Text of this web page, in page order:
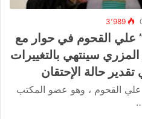
3٬989
” علي القحوم في حوار مع
سينتهي بالتغييرات
حالة الإحتقان
القحوم ، وهو عضو المكتب